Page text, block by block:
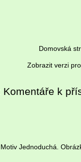
Domovská
Zobrazit verzi
Komentáře k
Motiv Jednoduchá.